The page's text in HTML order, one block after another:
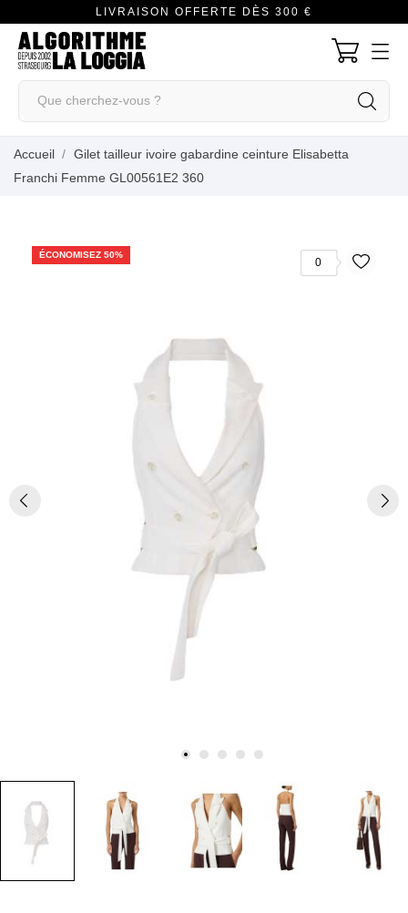
LIVRAISON OFFERTE DÈS 300 €
Accueil
Gilet tailleur ivoire gabardine ceinture Elisabetta
Franchi Femme GL00561E2 360
ÉCONOMISEZ 50%
0